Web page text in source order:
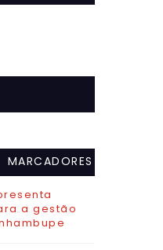
MARCADORES
a gestão